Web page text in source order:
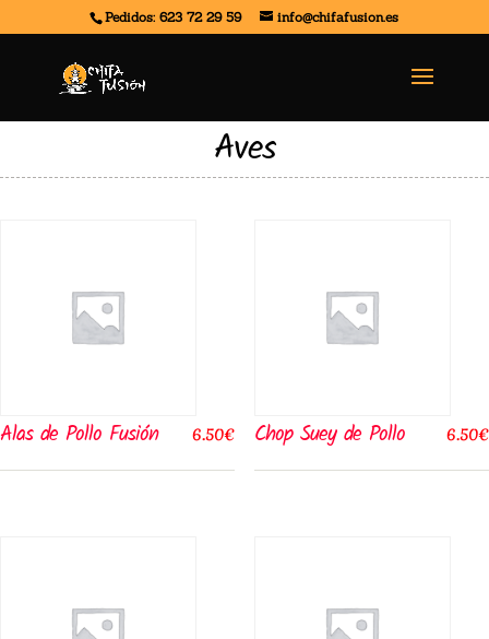
Pedidos: 623 72 29 59 info@chifafusion.es
Aves
Alas de Pollo Fusión 6.50€ Chop Suey de Pollo 6.50€